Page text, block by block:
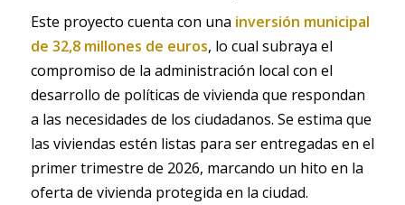
Este proyecto cuenta con una inversión municipal
de 32,8 millones de euros, lo cual subraya el
compromiso de la administración local con el
desarrollo de políticas de vivienda que respondan
a las necesidades de los ciudadanos. Se estima que
las viviendas estén listas para ser entregadas en el
primer trimestre de 2026, marcando un hito en la
oferta de vivienda protegida en la ciudad.